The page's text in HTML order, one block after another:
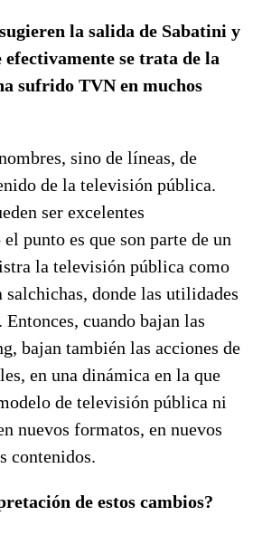
la salida de Sabatini y
efectivamente se trata de la
sufrido TVN en muchos
sino de líneas, de
de la televisión pública.
ser excelentes
punto es que son parte de un
la televisión pública como
donde las utilidades
cuando bajan las
bajan también las acciones de
en una dinámica en la que
de televisión pública ni
nuevos formatos, en nuevos
contenidos.
de estos cambios?